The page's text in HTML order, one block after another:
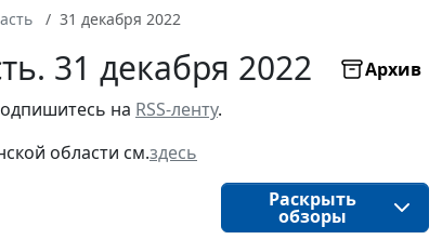
31 декабря 2022
31 декабря 2022
Архив
на RSS-ленту.
области см.здесь
Раскрыть
обзоры